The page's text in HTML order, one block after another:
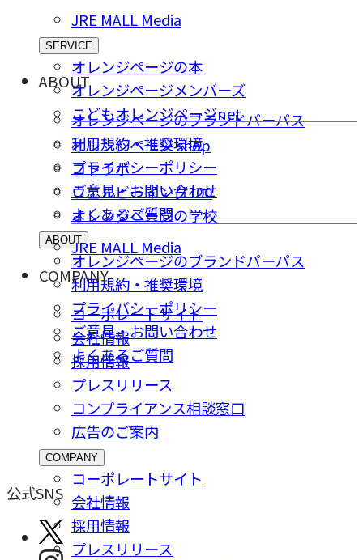
JRE MALL Media
SERVICE
オレンジページの本
オレンジページメンバーズ
こどもオレンジページnet
オレンジページ shop
コトラボ
ウェルビーイング100
オレンジページの学校
JRE MALL Media
ABOUT
オレンジページのブランドパーパス
利用規約・推奨環境
プライバシーポリシー
ご意⾒・お問い合わせ
よくあるご質問
ABOUT
オレンジページのブランドパーパス
利用規約・推奨環境
プライバシーポリシー
ご意⾒・お問い合わせ
よくあるご質問
COMPANY
コーポレートサイト
会社情報
採⽤情報
プレスリリース
コンプライアンス相談窓⼝
広告のご案内
COMPANY
コーポレートサイト
会社情報
採⽤情報
プレスリリース
公式SNS